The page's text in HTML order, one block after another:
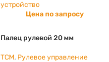
устройство
Цена по запросу
Палец рулевой 20 мм
TCM, Рулевое управление